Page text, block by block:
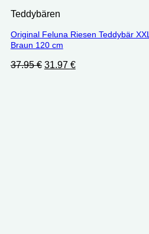
Teddybären
Original Feluna Riesen Teddybär
Braun 120 cm
37.95€ Ursprünglicher
31.97 €Aktueller